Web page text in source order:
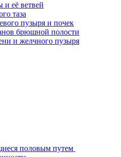
и её ветвей
таза
пузыря и почек
брюшной полости
и желчного пузыря
половым путем